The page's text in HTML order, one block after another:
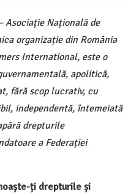
Asociație Națională de
organizație din România
International, este o
apolitică,
fără scop lucrativ, cu
independentă, întemeiată
drepturile
a Federației
ți drepturile și